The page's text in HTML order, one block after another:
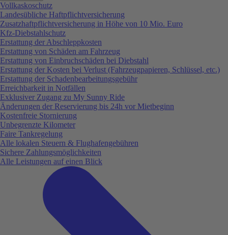
Vollkaskoschutz
Landesübliche Haftpflichtversicherung
Zusatzhaftpflichtversicherung in Höhe von 10 Mio. Euro
Kfz-Diebstahlschutz
Erstattung der Abschleppkosten
Erstattung von Schäden am Fahrzeug
Erstattung von Einbruchschäden bei Diebstahl
Erstattung der Kosten bei Verlust (Fahrzeugpapieren, Schlüssel, etc.)
Erstattung der Schadenbearbeitungsgebühr
Erreichbarkeit in Notfällen
Exklusiver Zugang zu My Sunny Ride
Änderungen der Reservierung bis 24h vor Mietbeginn
Kostenfreie Stornierung
Unbegrenzte Kilometer
Faire Tankregelung
Alle lokalen Steuern & Flughafengebühren
Sichere Zahlungsmöglichkeiten
Alle Leistungen auf einen Blick